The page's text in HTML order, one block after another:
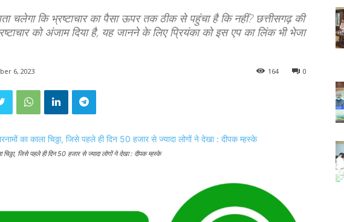
चलेगा कि भ्रष्टाचार का पैसा ऊपर तक ठीक से पहुंचा है कि नहीं? छत्तीसगढ़ की
को अंजाम दिया है, यह जानने के लिए प्रियंका को इस एप का लिंक भी भेजा
6, 2023 0
164
जिसे पहले ही दिन 50 हजार से ज्यादा लोगों ने देखा : दीपक म्हस्के